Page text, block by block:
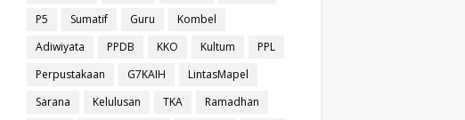
P5
Sumatif Guru
Kombel
Adiwiyata
PPDB KKO Kultum
PPL
Perpustakaan
G7KAIH
LintasMapel
Sarana
Kelulusan TKA
Ramadhan